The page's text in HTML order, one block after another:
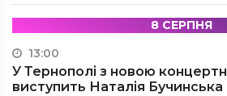
8 СЕРПНЯ
13:00
У Тернополі з новою
виступить Наталія Бучинська